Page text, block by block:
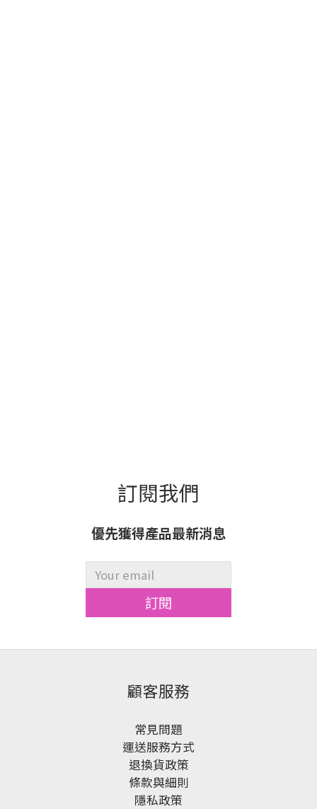
訂閱我們
優先獲得產品最新消息
訂閱
顧客服務
常見問題
運送服務方式
退換貨政策
條款與細則
隱私政策